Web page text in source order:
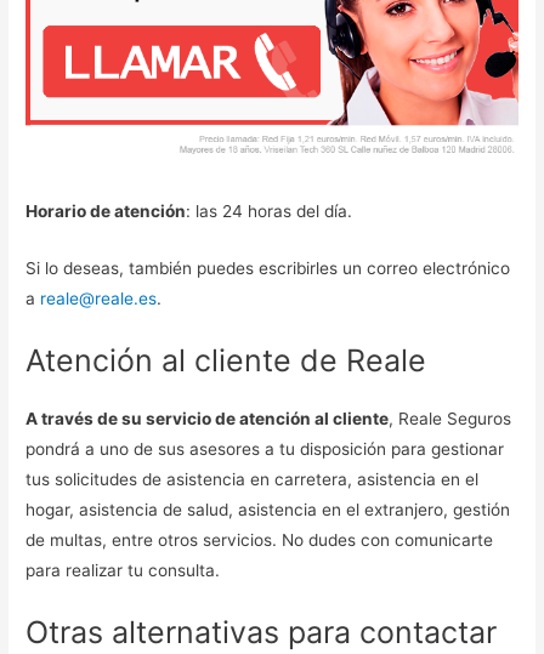
Horario de atención: las 24 horas del día.
Si lo deseas, también puedes escribirles un correo electrónico
a reale@reale.es.
Atención al cliente de Reale
A través de su servicio de atención al cliente, Reale Seguros
pondrá a uno de sus asesores a tu disposición para gestionar
tus solicitudes de asistencia en carretera, asistencia en el
hogar, asistencia de salud, asistencia en el extranjero, gestión
de multas, entre otros servicios. No dudes con comunicarte
para realizar tu consulta.
Otras alternativas para contactar